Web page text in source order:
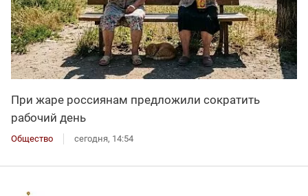
При жаре россиянам предложили сократить
рабочий день
Общество сегодня, 14:54